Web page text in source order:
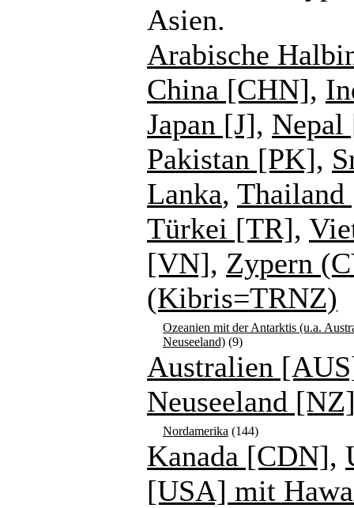
Asien.
Arabische
China [CHN],
Japan [J],
Pakistan [PK],
Lanka,
Türkei [TR],
[VN], Zypern
(Kibris=TRNZ)
Ozeanien mit der Antarktis (u.a.
Neuseeland) (9)
Australien
Neuseeland
Nordamerika (144)
Kanada [CDN],
[USA] mit